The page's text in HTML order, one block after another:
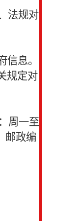
法规对
息。
规定对
周一至
邮政编